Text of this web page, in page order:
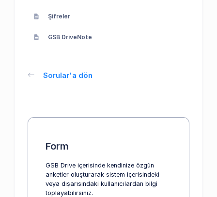
Şifreler
GSB DriveNote
Sorular'a dön
Form
GSB Drive içerisinde kendinize özgün
anketler oluşturarak sistem içerisindeki
veya dışarısındaki kullanıcılardan bilgi
toplayabilirsiniz.